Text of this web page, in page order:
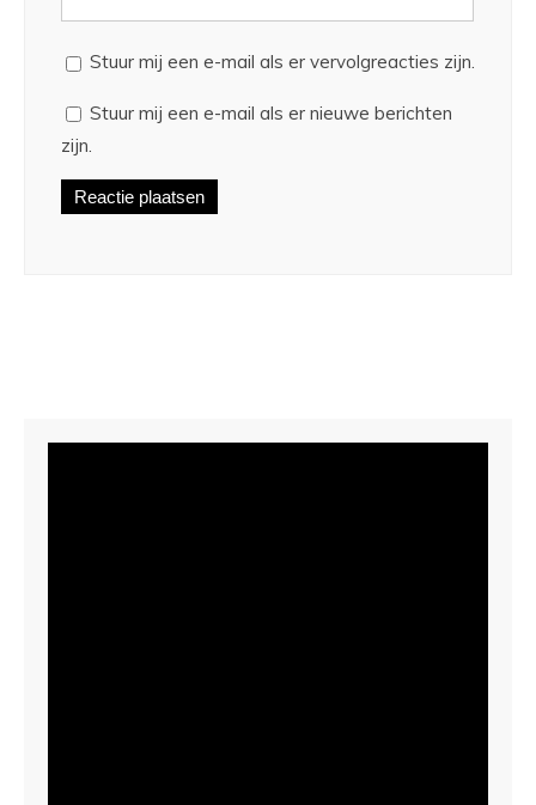
Stuur mij een e-mail als er vervolgreacties zijn.
Stuur mij een e-mail als er nieuwe berichten
zijn.